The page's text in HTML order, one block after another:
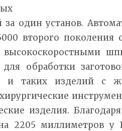
за один установ.
второго поколения
высокоскоростными
обработки
и таких изделий с
изделия.
2205 миллиметров у